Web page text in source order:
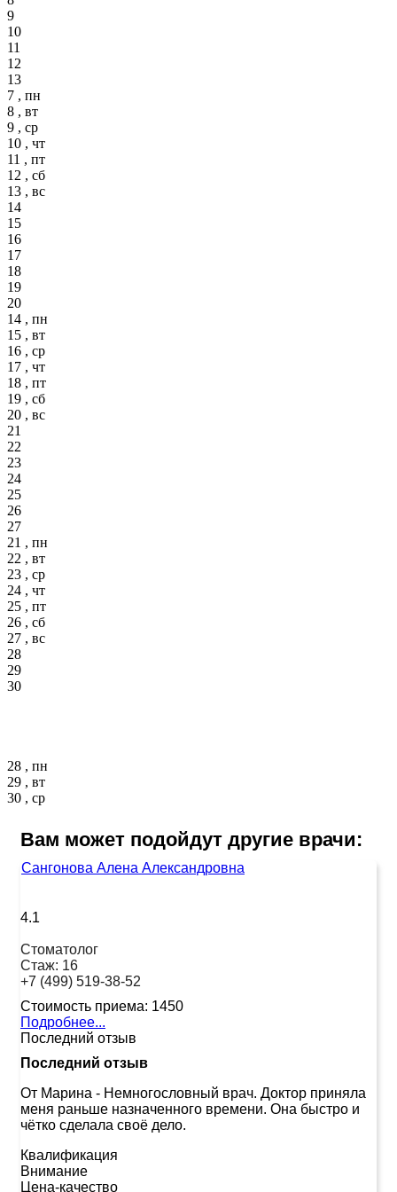
9
10
11
12
13
7 , пн
8 , вт
9 , ср
10 , чт
11 , пт
12 , сб
13 , вс
14
15
16
17
18
19
20
14 , пн
15 , вт
16 , ср
17 , чт
18 , пт
19 , сб
20 , вс
21
22
23
24
25
26
27
21 , пн
22 , вт
23 , ср
24 , чт
25 , пт
26 , сб
27 , вс
28
29
30
28 , пн
29 , вт
30 , ср
Вам может подойдут другие врачи:
Сангонова Алена Александровна
4.1
Стоматолог
Стаж: 16
+7 (499) 519-38-52
Стоимость приема: 1450
Подробнее...
Последний отзыв
Последний отзыв
От Марина - Немногословный врач. Доктор приняла
меня раньше назначенного времени. Она быстро и
чётко сделала своё дело.
Квалификация
Внимание
Цена-качество